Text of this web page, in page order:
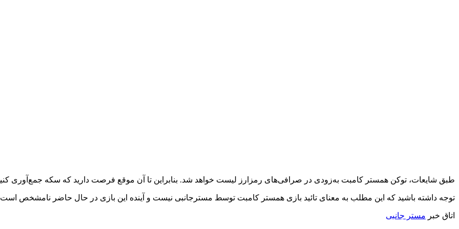
طبق شایعات، توکن همستر کامبت به‌زودی در صرافی‌های رمزارز لیست خواهد شد. بنابراین تا آن موقع فرصت دارید که سکه جمع‌آوری
توجه داشته باشید که این مطلب به معنای تائید بازی همستر کامبت توسط مسترجانبی نیست و آینده این بازی در حال حاضر نامشخص
اتاق خبر مستر جانبی